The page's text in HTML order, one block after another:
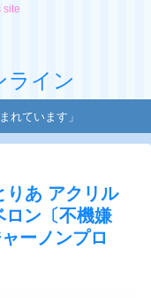
site
ライン
れています」
あ アクリル
ロン〔不機嫌
ーノンプロ